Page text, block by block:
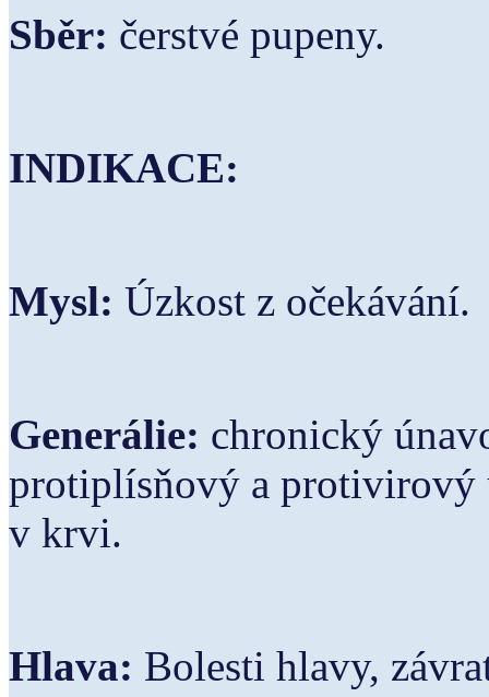
Sběr: čerstvé pupeny.
INDIKACE:
Mysl: Úzkost z očekávání.
Generálie: chronický
protiplísňový a protivirový
v krvi.
Hlava: Bolesti hlavy,